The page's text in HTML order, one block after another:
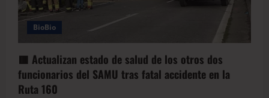
BioBio
🟥 Actualizan estado de salud de los otros dos
funcionarios del SAMU tras fatal accidente en la
Ruta 160